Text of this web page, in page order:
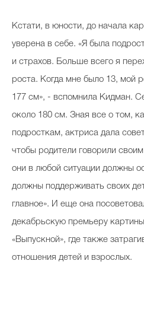
Кстати, в юности, до начала
уверена в себе. «Я была
и страхов. Больше всего я
роста. Когда мне было 13, мой
177 см», - вспомнила Кидман.
около 180 см. Зная все о том,
подросткам, актриса дала
чтобы родители говорили
они в любой ситуации должны
должны поддерживать своих
главное». И еще она
декабрьскую премьеру
«Выпускной», где также
отношения детей и взрослых.